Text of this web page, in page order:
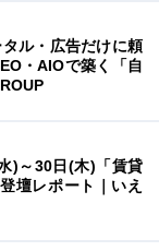
ル・広告だけに頼
・AIOで築く「自
)～30日(木)「賃貸
壇レポート｜いえ